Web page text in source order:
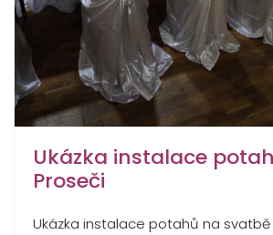
Ukázka instalace
Proseči
Ukázka instalace potahů na svatbě